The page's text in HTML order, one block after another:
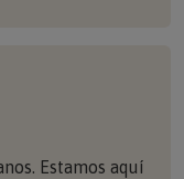
Estamos aquí